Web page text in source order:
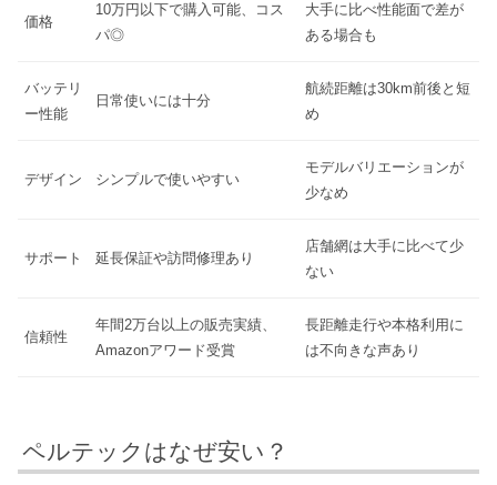
価格
10万円以下で購入可能、コス
パ◎
大手に比べ性能面で差が
ある場合も
バッテリ
ー性能
日常使いには十分
航続距離は30km前後と短
め
デザイン シンプルで使いやすい
モデルバリエーションが
少なめ
サポート 延長保証や訪問修理あり
店舗網は大手に比べて少
ない
信頼性
年間2万台以上の販売実績、
Amazonアワード受賞
長距離走行や本格利用に
は不向きな声あり
ペルテックはなぜ安い？